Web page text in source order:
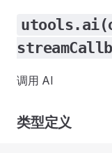
调用 AI
类型定义